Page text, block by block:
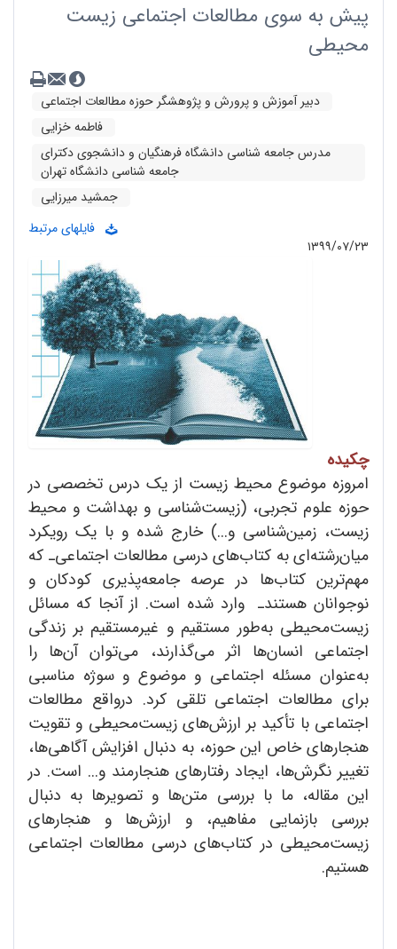
پیش به سوی مطالعات اجتماعی زیست
محیطی
دبیر آموزش و پرورش و پژوهشگر حوزه مطالعات اجتماعی
فاطمه خزایی
مدرس جامعه شناسی دانشگاه فرهنگیان و دانشجوی دکترای
جامعه شناسی دانشگاه تهران
جمشید میرزایی
فایلهای مرتبط
۱۳۹۹/۰۷/۲۳
چکیده
امروزه موضوع محیط زیست از یک درس تخصصی در
حوزه علوم تجربی، (زیست‌شناسی و بهداشت و محیط
زیست، زمین‌شناسی و...) خارج شده و با یک رویکرد
میان‌رشته‌ای به کتاب‌های درسی مطالعات اجتماعی‌ـ که
مهم‌ترین کتاب‌ها در عرصه جامعه‌پذیری کودکان و
نوجوانان هستند‌ـ وارد شده است. از آنجا که مسائل
زیست‌محیطی به‌طور مستقیم و غیرمستقیم بر زندگی
اجتماعی انسان‌ها اثر می‌گذارند، می‌توان آن‌ها را
به‌عنوان مسئله اجتماعی و موضوع و سوژه مناسبی
برای مطالعات اجتماعی تلقی کرد. درواقع مطالعات
اجتماعی با تأکید بر ارزش‌های زیست‌محیطی و تقویت
هنجارهای خاص این حوزه، به دنبال افزایش آگاهی‌ها،
تغییر نگرش‌ها، ایجاد رفتارهای هنجارمند و... است. در
این مقاله، ما با بررسی متن‌ها و تصویر‌ها به دنبال
بررسی بازنمایی مفاهیم، و ارزش‌ها و هنجارهای
زیست‌محیطی در کتاب‌های درسی مطالعات اجتماعی
هستیم.